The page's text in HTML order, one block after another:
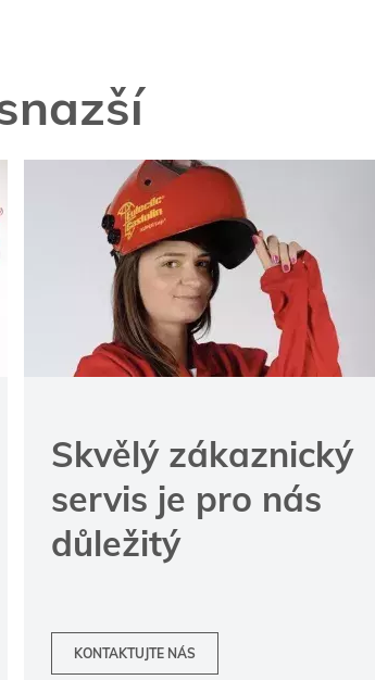
Skvělý zákaznický
servis je pro nás
důležitý
KONTAKTUJTE NÁS